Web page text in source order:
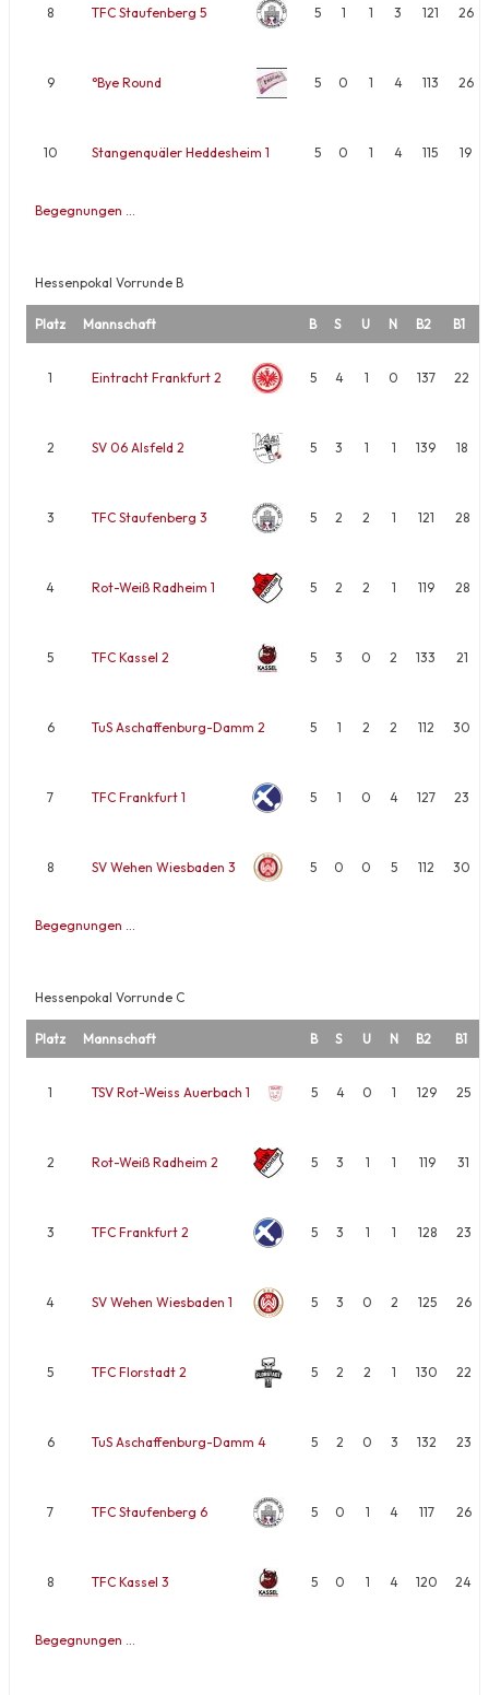
8 TFC Staufenberg 5 5 1 1 3 121 26
9 °Bye Round 5 0 1 4 113 26
10 Stangenquäler Heddesheim 1 5 0 1 4 115 19
Begegnungen …
Hessenpokal Vorrunde B
Platz Mannschaft B S U N B2 B1
1 Eintracht Frankfurt 2 5 4 1 0 137 22
2 SV 06 Alsfeld 2 5 3 1 1 139 18
3 TFC Staufenberg 3 5 2 2 1 121 28
4 Rot-Weiß Radheim 1 5 2 2 1 119 28
5 TFC Kassel 2 5 3 0 2 133 21
6 TuS Aschaffenburg-Damm 2 5 1 2 2 112 30
7 TFC Frankfurt 1 5 1 0 4 127 23
8 SV Wehen Wiesbaden 3 5 0 0 5 112 30
Begegnungen …
Hessenpokal Vorrunde C
Platz Mannschaft B S U N B2 B1
1 TSV Rot-Weiss Auerbach 1 5 4 0 1 129 25
2 Rot-Weiß Radheim 2 5 3 1 1 119 31
3 TFC Frankfurt 2 5 3 1 1 128 23
4 SV Wehen Wiesbaden 1 5 3 0 2 125 26
5 TFC Florstadt 2 5 2 2 1 130 22
6 TuS Aschaffenburg-Damm 4 5 2 0 3 132 23
7 TFC Staufenberg 6 5 0 1 4 117 26
8 TFC Kassel 3 5 0 1 4 120 24
Begegnungen …